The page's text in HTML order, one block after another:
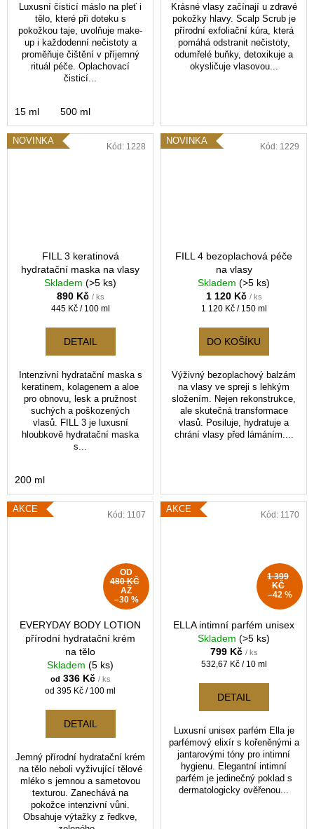
Luxusní čisticí máslo na pleť i
tělo, které při doteku s
pokožkou taje, uvolňuje make-
up i každodenní nečistoty a
proměňuje čištění v příjemný
rituál péče. Oplachovací
čisticí...
15 ml 500 ml
Krásné vlasy začínají u zdravé
pokožky hlavy. Scalp Scrub je
přírodní exfoliační kúra, která
pomáhá odstranit nečistoty,
odumřelé buňky, detoxikuje a
okysličuje vlasovou...
NOVINKA
FILL 3 keratinová
hydratační maska na vlasy
Skladem (>5 ks)
890 Kč / ks
Měrná
445 Kč / 100 ml
DETAIL
Intenzivní hydratační maska s
keratinem, kolagenem a aloe
pro obnovu, lesk a pružnost
suchých a poškozených
vlasů. FILL 3 je luxusní
hloubkově hydratační maska
s...
200 ml
Kód: 1228
NOVINKA
FILL 4 bezoplachová péče
na vlasy
Skladem (>5 ks)
1 120 Kč / ks
Měrná
1 120 Kč / 150 ml
DO KOŠÍKU
Výživný bezoplachový balzám
na vlasy ve spreji s lehkým
složením. Nejen rekonstrukce,
ale skutečná transformace
vlasů. Posiluje, hydratuje a
chrání vlasy před lámáním....
Kód: 1229
AKCE
OD
480 KČ
AŽ
–30 %
EVERYDAY BODY LOTION
přírodní hydratační krém
na tělo
Skladem (5 ks)
od 336 Kč / ks
Měrná
od 395 Kč / 100 ml
DETAIL
Jemný přírodní hydratační krém
na tělo neboli vyživující tělové
mléko s jemnou a sametovou
texturou. Zanechává na
pokožce intenzivní vůni.
Obsahuje výtažky z ředkve,
Kód: 1107
AKCE
1 399
KČ
–42 %
ELLA intimní parfém unisex
Skladem (>5 ks)
799 Kč / ks
Měrná
532,67 Kč / 10 ml
DETAIL
Luxusní unisex parfém Ella je
parfémový elixír s kořeněnými a
jantarovými tóny pro intimní
hygienu. Elegantní intimní
parfém je jedinečný poklad s
dermatologicky ověřenou...
Kód: 1170